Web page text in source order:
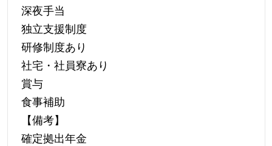
深夜手当
独立支援制度
研修制度あり
社宅・社員寮あり
賞与
食事補助
【備考】
確定拠出年金